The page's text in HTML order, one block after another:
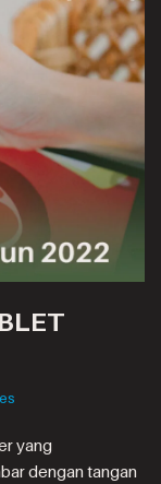
yang
dengan tangan